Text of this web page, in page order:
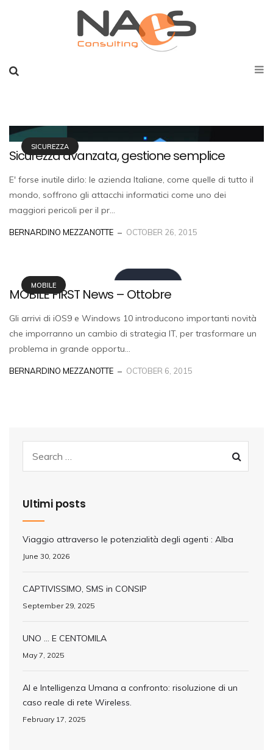
SICUREZZA
Sicurezza avanzata, gestione semplice
E' forse inutile dirlo: le azienda Italiane, come quelle di tutto il
mondo, soffrono gli attacchi informatici come uno dei
maggiori pericoli per il pr...
BERNARDINO MEZZANOTTE OCTOBER 26, 2015
MOBILE
MOBILE FIRST News – Ottobre
Gli arrivi di iOS9 e Windows 10 introducono importanti novità
che imporranno un cambio di strategia IT, per trasformare un
problema in grande opportu...
BERNARDINO MEZZANOTTE OCTOBER 6, 2015
Ultimi posts
Viaggio attraverso le potenzialità degli agenti : Alba
June 30, 2026
CAPTIVISSIMO, SMS in CONSIP
September 29, 2025
UNO … E CENTOMILA
May 7, 2025
AI e Intelligenza Umana a confronto: risoluzione di un
caso reale di rete Wireless.
February 17, 2025